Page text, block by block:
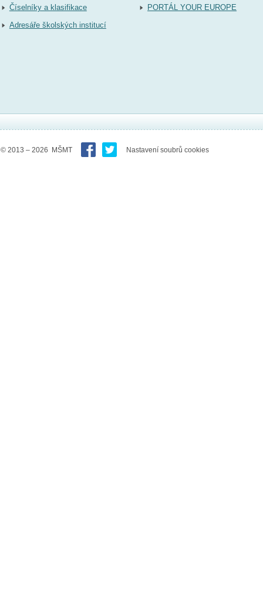
Číselníky a klasifikace
Adresáře školských institucí
PORTÁL YOUR EUROPE
© 2013 – 2026 MŠMT Nastavení soubrů cookies